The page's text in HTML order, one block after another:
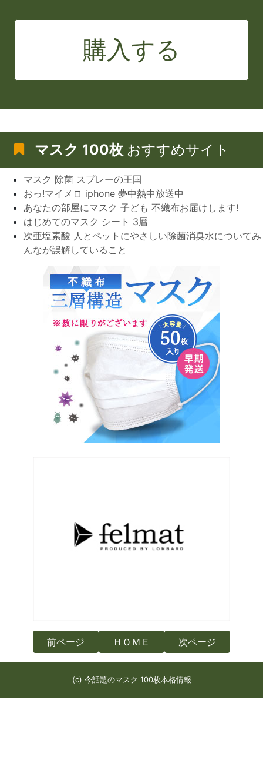
購入する
マスク 100枚 おすすめサイト
マスク 除菌 スプレーの王国
おっ!マイメロ iphone 夢中熱中放送中
あなたの部屋にマスク 子ども 不織布お届けします!
はじめてのマスク シート 3層
次亜塩素酸 人とペットにやさしい除菌消臭水についてみ
んなが誤解していること
前ページ ＨＯＭＥ 次ページ
(c) 今話題のマスク 100枚本格情報